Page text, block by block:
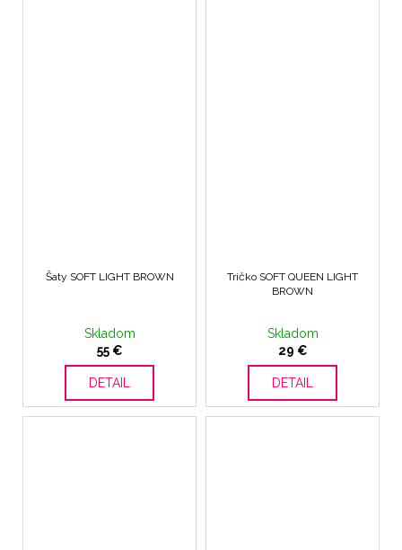
Šaty SOFT LIGHT BROWN
Skladom
55 €
DETAIL
Tričko SOFT QUEEN LIGHT
BROWN
Skladom
29 €
DETAIL